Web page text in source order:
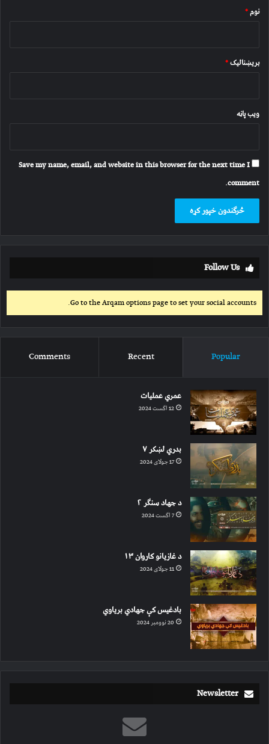
*
نوم*
بریښنالیک*
ویب پاڼه
Save my name, email, and website in this browser for the next time I
comment.
Follow Us
Go to the Arqam options page to set your social accounts.
Popular
Recent
Comments
عمري عملیات
12 اگست 2024
بدري لښکر ۷
17 جولای 2024
د جهاد سنګر ۲
7 اگست 2024
د غازیانو کاروان ۱۳
11 جولای 2024
بادغیس کې جهادي بریاوي
20 نوومبر 2024
Newsletter